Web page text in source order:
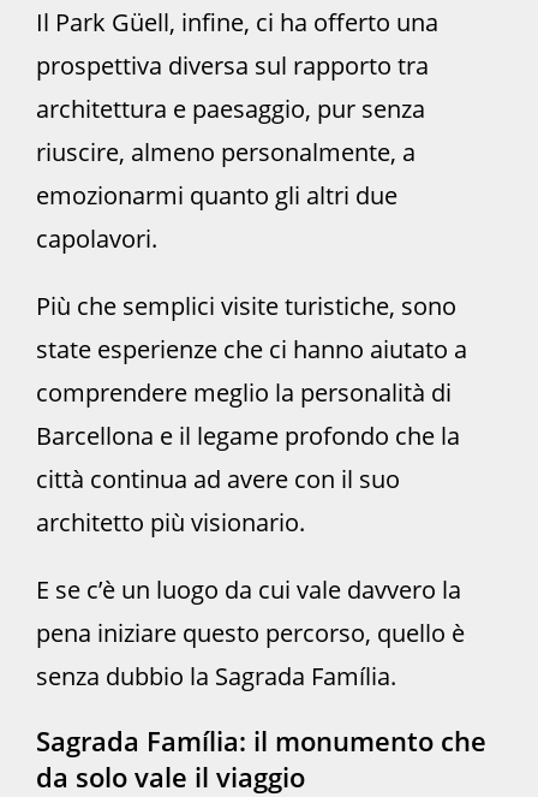
Il Park Güell, infine, ci ha offerto una
prospettiva diversa sul rapporto tra
architettura e paesaggio, pur senza
riuscire, almeno personalmente, a
emozionarmi quanto gli altri due
capolavori.
Più che semplici visite turistiche, sono
state esperienze che ci hanno aiutato a
comprendere meglio la personalità di
Barcellona e il legame profondo che la
città continua ad avere con il suo
architetto più visionario.
E se c’è un luogo da cui vale davvero la
pena iniziare questo percorso, quello è
senza dubbio la Sagrada Família.
Sagrada Família: il monumento che
da solo vale il viaggio